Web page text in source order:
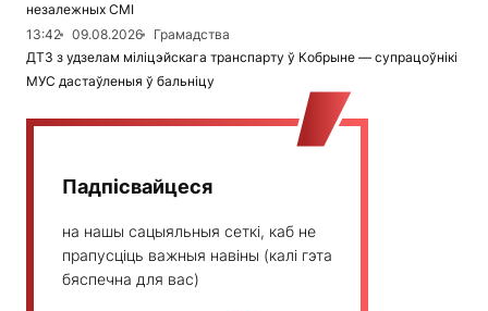
незалежных СМІ
13:42
09.08.2026
Грамадства
ДТЗ з удзелам міліцэйскага транспарту ў Кобрыне — супрацоўнікі
МУС дастаўленыя ў бальніцу
Падпісвайцеся
на нашы сацыяльныя сеткі, каб не
прапусціць важныя навіны (калі гэта
бяспечна для вас)